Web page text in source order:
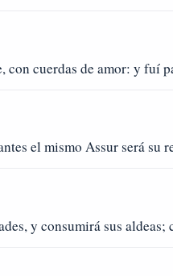
con cuerdas de amor: y fuí
el mismo Assur será su
y consumirá sus aldeas;